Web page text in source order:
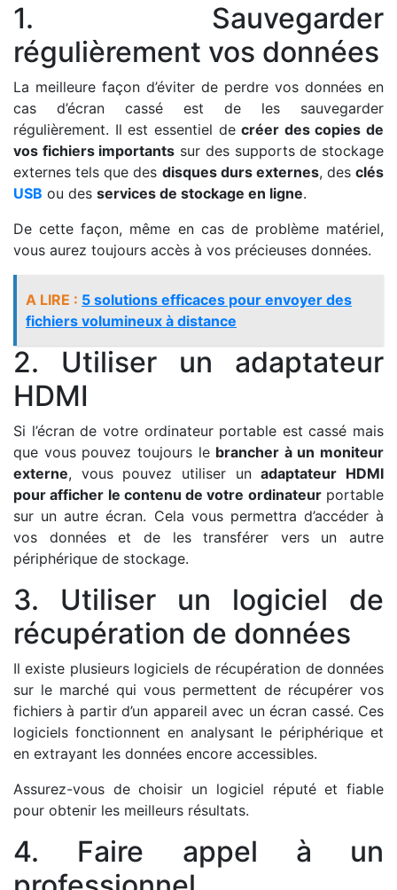
1. Sauvegarder
régulièrement vos données
La meilleure façon d’éviter de perdre vos données en
cas d’écran cassé est de les sauvegarder
régulièrement. Il est essentiel decréer des copies de
vos fichiers importants sur des supports de stockage
externes tels que des disques durs externes, des clés
USB ou des services de stockage en ligne.
De cette façon, même en cas de problème matériel,
vous aurez toujours accès à vos précieuses données.
A LIRE : 5 solutions efficaces pour envoyer des
fichiers volumineux à distance
2. Utiliser un adaptateur
HDMI
Si l’écran de votre ordinateur portable est cassé mais
que vous pouvez toujours le brancher à un moniteur
externe, vous pouvez utiliser unadaptateur HDMI
pour afficher le contenu de votre ordinateurportable
sur un autre écran. Cela vous permettra d’accéder à
vos données et de les transférer vers un autre
périphérique de stockage.
3. Utiliser un logiciel de
récupération de données
Il existe plusieurs logiciels de récupération de données
sur le marché qui vous permettent de récupérer vos
fichiers à partir d’un appareil avec un écran cassé. Ces
logiciels fonctionnent en analysant le périphérique et
en extrayant les données encore accessibles.
Assurez-vous de choisir un logiciel réputé et fiable
pour obtenir les meilleurs résultats.
4. Faire appel à un